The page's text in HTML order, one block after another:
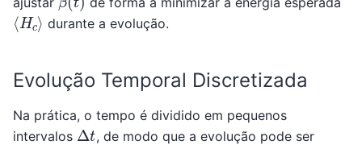
⟨Hc⟩ durante a evolução.
Evolução Temporal Discretizada
Na prática, o tempo é dividido em pequenos
intervalos Δt , de modo que a evolução pode ser